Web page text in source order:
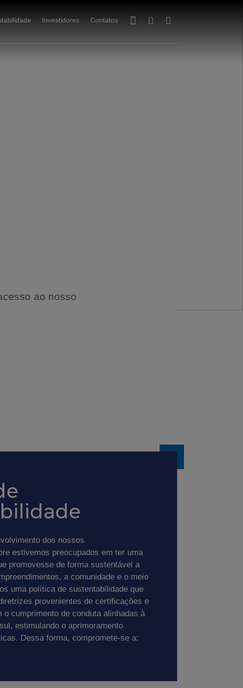
Investidores Contatos
ao nosso
dos nossos
estivemos preocupados em ter uma
promovesse de forma sustentável a
a comunidade e o meio
uma política de sustentabilidade que
provenientes de certificações e
o cumprimento de conduta alinhadas à
estimulando o aprimoramento
Dessa forma, compromete-se a: